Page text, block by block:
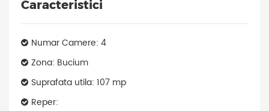
Caracteristici
Numar Camere: 4
Zona: Bucium
Suprafata utila: 107 mp
Reper: